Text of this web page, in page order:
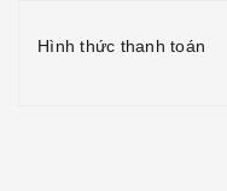
Hình thức thanh toán